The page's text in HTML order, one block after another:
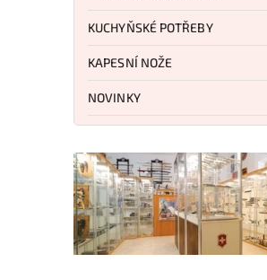
KUCHYŇSKÉ POTŘEBY
KAPESNÍ NOŽE
NOVINKY